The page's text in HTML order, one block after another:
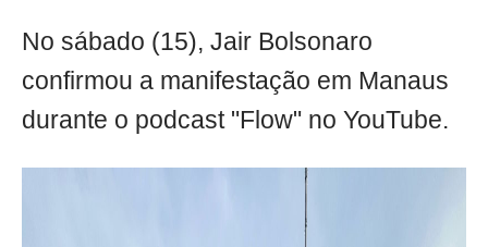
No sábado (15), Jair Bolsonaro
confirmou a manifestação em Manaus
durante o podcast "Flow" no YouTube.